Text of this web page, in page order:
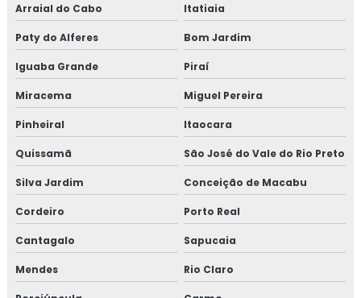
Consultoria em iso 9001
Consultoria em legislação de alimentos
Consultoria em manipulação de alimentos
Consultoria em manutenção sgq para recertificação
Consultoria em mapeamento de processos e gestão de
Consultoria em microbiologia de alimentos com base em
salmonella
Consultoria em migração da norma GMP+ 2020
Arraial do Cabo Itatiaia
Paty do Alferes Bom Jardim
Iguaba Grande Piraí
Miracema Miguel Pereira
Pinheiral Itaocara
Quissamã São José do Vale do Rio Preto
Silva Jardim Conceição de Macabu
Cordeiro Porto Real
Cantagalo Sapucaia
Mendes Rio Claro